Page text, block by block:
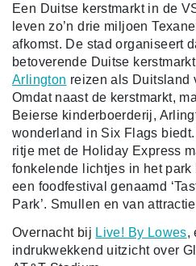
Een Duitse kerstmarkt in de
leven zo’n drie miljoen
afkomst. De stad organiseert
betoverende Duitse
Arlington reizen als Duitsland
Omdat naast de kerstmarkt,
Beierse kinderboerderij,
wonderland in Six Flags
ritje met de Holiday Express
fonkelende lichtjes in het
een foodfestival genaamd
Park’. Smullen en van
Overnacht bij Live! By Lowes,
indrukwekkend uitzicht over